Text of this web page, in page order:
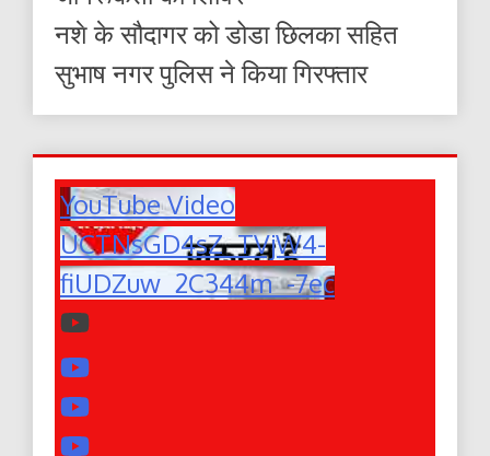
नशे के सौदागर को डोडा छिलका सहित
सुभाष नगर पुलिस ने किया गिरफ्तार
YouTube Video
UCTNsGD4sZ_TVjW4-
fiUDZuw_2C344m_-7ec